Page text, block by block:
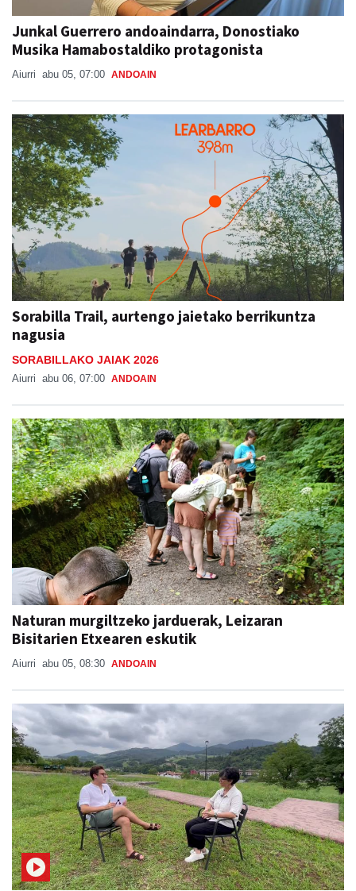
Junkal Guerrero andoaindarra, Donostiako
Musika Hamabostaldiko protagonista
Aiurri abu 05, 07:00 ANDOAIN
Sorabilla Trail, aurtengo jaietako berrikuntza
nagusia
SORABILLAKO JAIAK 2026
Aiurri abu 06, 07:00 ANDOAIN
Naturan murgiltzeko jarduerak, Leizaran
Bisitarien Etxearen eskutik
Aiurri abu 05, 08:30 ANDOAIN